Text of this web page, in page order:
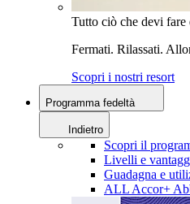
Tutto ciò che devi fare
Fermati. Rilassati.
Scopri i nostri resort
Programma fedeltà
Indietro
Scopri il
Livelli e
Guadagna e
ALL Accor+